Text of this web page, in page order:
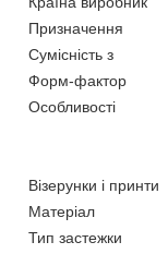
Призначення
Сумісність з
Форм-фактор
Особливості
Візерунки і принти
Матеріал
Тип застежки